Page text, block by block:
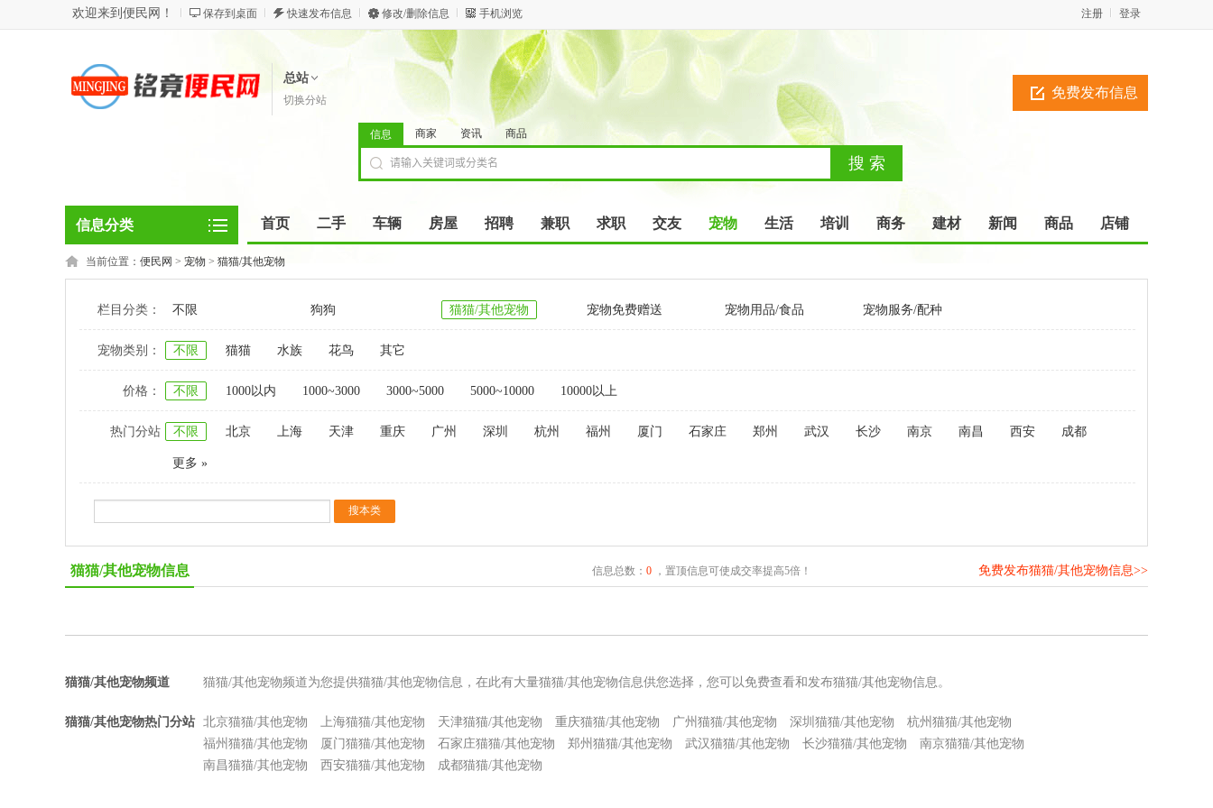
欢迎来到便民网！ 保存到桌面 快速发布信息 修改/删除信息 手机浏览 登录
注册
总站
切换分站 免费发布信息
信息 商家 资讯 商品
信息分类 首页 二手 车辆 房屋 招聘 兼职 求职 交友 宠物 生活 培训 商务 建材 新闻 商品 店铺
当前位置： 便民网 > 宠物 > 猫猫/其他宠物
栏目分类： 不限 狗狗 猫猫/其他宠物 宠物免费赠送 宠物用品/食品 宠物服务/配种
宠物类别： 不限 猫猫 水族 花鸟 其它
价格： 不限 1000以内 1000~3000 3000~5000 5000~10000 10000以上
热门分站 不限 北京 上海 天津 重庆 广州 深圳 杭州 福州 厦门 石家庄 郑州 武汉 长沙 南京 南昌 西安 成都
更多 »
猫猫/其他宠物信息 信息总数： 0，置顶信息可使成交率提高5倍！ 免费发布猫猫/其他宠物信息>>
猫猫/其他宠物频道 猫猫/其他宠物频道为您提供猫猫/其他宠物信息，在此有大量猫猫/其他宠物信息供您选择，您可以免费查看和发布猫猫/其他宠物信息。
猫猫/其他宠物热门分站 北京猫猫/其他宠物 上海猫猫/其他宠物 天津猫猫/其他宠物 重庆猫猫/其他宠物 广州猫猫/其他宠物 深圳猫猫/其他宠物
杭州猫猫/其他宠物
福州猫猫/其他宠物
厦门猫猫/其他宠物 石家庄猫猫/其他宠物 郑州猫猫/其他宠物 武汉猫猫/其他宠物 长沙猫猫/其他宠物
南京猫猫/其他宠物
南昌猫猫/其他宠物
西安猫猫/其他宠物 成都猫猫/其他宠物